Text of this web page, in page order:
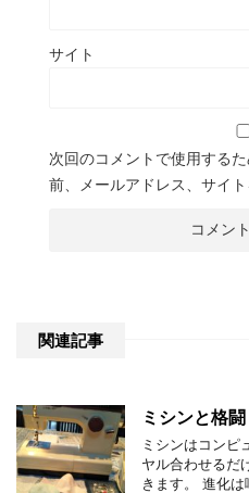
サイト
次回のコメントで使用する
前、メールアドレス、サイト
関連記事
ミシンと格闘
ミシンはコンピ
ヤル合わせるだ
きます。 進化は